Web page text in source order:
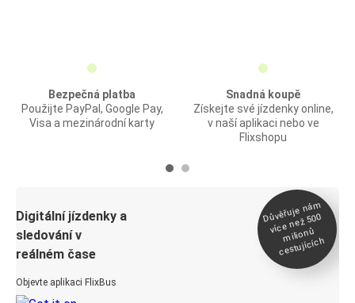
Bezpečná platba
Použijte PayPal, Google Pay,
Visa a mezinárodní karty
Snadná koupě
Získejte své jízdenky online,
v naší aplikaci nebo ve
Flixshopu
Digitální jízdenky a
sledování v
reálném čase
Objevte aplikaci FlixBus
Důvěřuje ná
m
více než 500
milionů
cestujících